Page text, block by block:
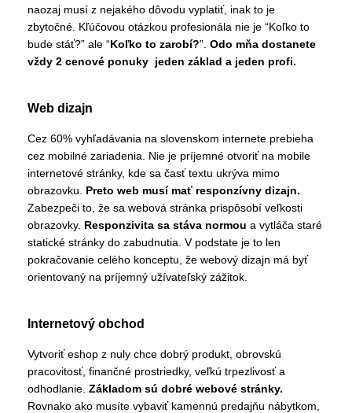
naozaj musí z nejakého dôvodu vyplatiť, inak to je
zbytočné. Kľúčovou otázkou profesionála nie je “Koľko to
bude stáť?” ale “Koľko to zarobí?”. Odo mňa dostanete
vždy 2 cenové ponuky jeden základ a jeden profi.
Web dizajn
Cez 60% vyhľadávania na slovenskom internete prebieha
cez mobilné zariadenia. Nie je príjemné otvoriť na mobile
internetové stránky, kde sa časť textu ukrýva mimo
obrazovku. Preto web musí mať responzívny dizajn.
Zabezpeči to, že sa webová stránka prispôsobí veľkosti
obrazovky. Responzivita sa stáva normou a vytláča staré
statické stránky do zabudnutia. V podstate je to len
pokračovanie celého konceptu, že webový dizajn má byť
orientovaný na príjemný užívateľský zážitok.
Internetový obchod
Vytvoriť eshop z nuly chce dobrý produkt, obrovskú
pracovitosť, finančné prostriedky, veľkú trpezlivosť a
odhodlanie. Základom sú dobré webové stránky.
Rovnako ako musíte vybaviť kamennú predajňu nábytkom,